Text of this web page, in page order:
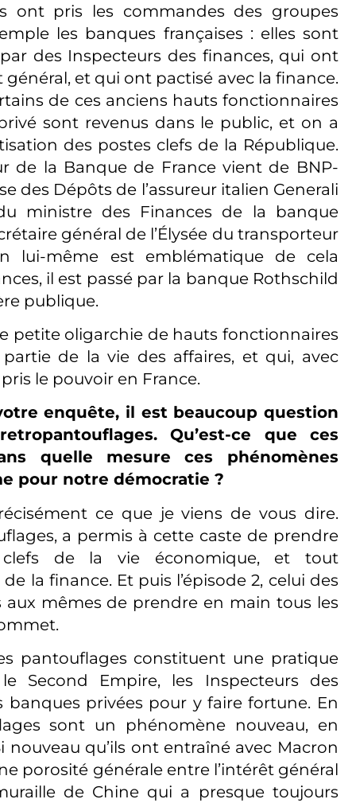
ont pris les commandes des groupes
les banques françaises : elles sont
des Inspecteurs des finances, qui ont
général, et qui ont pactisé avec la finance.
de ces anciens hauts fonctionnaires
sont revenus dans le public, et on a
des postes clefs de la République.
de la Banque de France vient de BNP-
des Dépôts de l’assureur italien Generali
ministre des Finances de la banque
général de l’Élysée du transporteur
lui-même est emblématique de cela
il est passé par la banque Rothschild
publique.
petite oligarchie de hauts fonctionnaires
de la vie des affaires, et qui, avec
le pouvoir en France.
enquête, il est beaucoup question
Qu’est-ce que ces
quelle mesure ces phénomènes
pour notre démocratie ?
ce que je viens de vous dire.
a permis à cette caste de prendre
de la vie économique, et tout
la finance. Et puis l’épisode 2, celui des
mêmes de prendre en main tous les
pantouflages constituent une pratique
Second Empire, les Inspecteurs des
banques privées pour y faire fortune. En
sont un phénomène nouveau, en
nouveau qu’ils ont entraîné avec Macron
porosité générale entre l’intérêt général
de Chine qui a presque toujours